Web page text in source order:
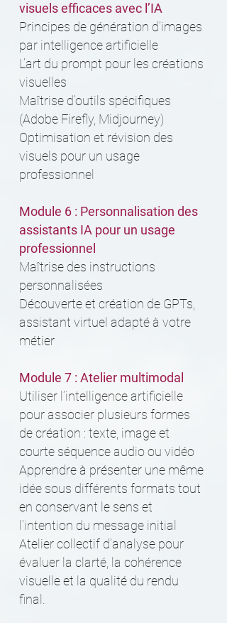
visuels efficaces avec l’IA
Principes de génération d’images
par intelligence artificielle
L’art du prompt pour les créations
visuelles
Maîtrise d’outils spécifiques
(Adobe Firefly, Midjourney)
Optimisation et révision des
visuels pour un usage
professionnel
Module 6 : Personnalisation des
assistants IA pour un usage
professionnel
Maîtrise des instructions
personnalisées
Découverte et création de GPTs,
assistant virtuel adapté à votre
métier
Module 7 : Atelier multimodal
Utiliser l’intelligence artificielle
pour associer plusieurs formes
de création : texte, image et
courte séquence audio ou vidéo
Apprendre à présenter une même
idée sous différents formats tout
en conservant le sens et
l’intention du message initial
Atelier collectif d’analyse pour
évaluer la clarté, la cohérence
visuelle et la qualité du rendu
final.